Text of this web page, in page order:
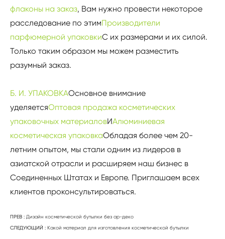
флаконы на заказ, Вам нужно провести некоторое
расследование по этимПроизводители
парфюмерной упаковкиС их размерами и их силой.
Только таким образом мы можем разместить
разумный заказ.
Б. И. УПАКОВКАОсновное внимание
уделяетсяОптовая продажа косметических
упаковочных материаловИАлюминиевая
косметическая упаковкаОбладая более чем 20-
летним опытом, мы стали одним из лидеров в
азиатской отрасли и расширяем наш бизнес в
Соединенных Штатах и Европе. Приглашаем всех
клиентов проконсультироваться.
ПРЕВ : Дизайн косметической бутылки без ар-деко
СЛЕДУЮЩИЙ : Какой материал для изготовления косметической бутылки